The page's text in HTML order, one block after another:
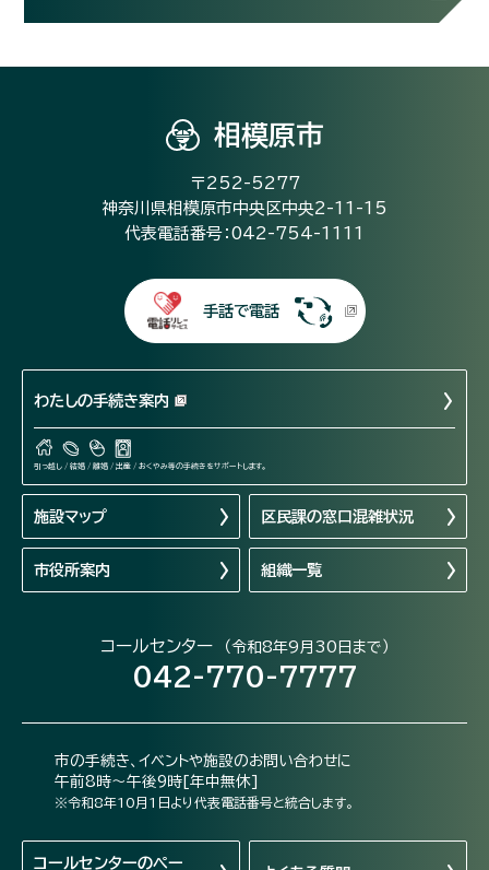
相模原市
〒252-5277
神奈川県相模原市中央区中央2-11-15
代表電話番号：042-754-1111
手話で電話
わたしの手続き案内
引っ越し / 結婚 / 離婚 / 出産 / おくやみ等の手続きをサポートします。
施設マップ 区民課の窓口混雑状況
市役所案内 組織一覧
コールセンター （令和8年9月30日まで）
042-770-7777
市の手続き、イベントや施設のお問い合わせに
午前8時～午後9時[年中無休]
※令和8年10月1日より代表電話番号と統合します。
コールセンターのペー